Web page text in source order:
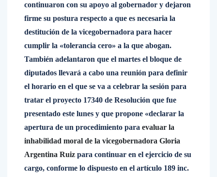
continuaron con su apoyo al gobernador y dejaron
firme su postura respecto a que es necesaria la
destitución de la vicegobernadora para hacer
cumplir la «tolerancia cero» a la que abogan.
También adelantaron que el martes el bloque de
diputados llevará a cabo una reunión para definir
el horario en el que se va a celebrar la sesión para
tratar el proyecto 17340 de Resolución que fue
presentado este lunes y que propone «declarar la
apertura de un procedimiento para evaluar la
inhabilidad moral de la vicegobernadora Gloria
Argentina Ruiz para continuar en el ejercicio de su
cargo, conforme lo dispuesto en el artículo 189 inc.